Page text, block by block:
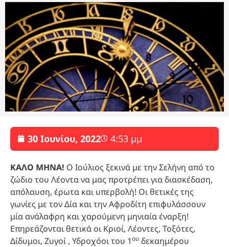
30 Ιουνίου, 2022 4:53 μμ
ΚΑΛΟ ΜΗΝΑ! Ο Ιούλιος ξεκινά με την Σελήνη από το
ζώδιο του Λέοντα να μας προτρέπει για διασκέδαση,
απόλαυση, έρωτα και υπερβολή! Οι θετικές της
γωνίες με τον Δία και την Αφροδίτη επιφυλάσσουν
μία ανάλαφρη και χαρούμενη μηνιαία έναρξη!
Επηρεάζονται θετικά οι Κριοί, Λέοντες, Τοξότες,
Δίδυμοι, Ζυγοί , Υδροχόοι του 1ου δεκαημέρου